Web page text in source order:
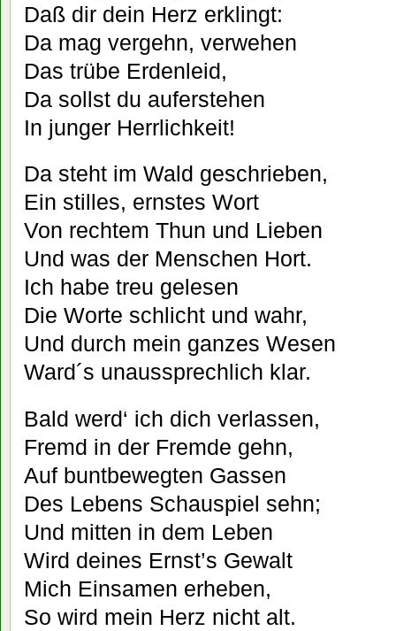
Daß dir dein Herz erklingt:
Da mag vergehn, verwehen
Das trübe Erdenleid,
Da sollst du auferstehen
In junger Herrlichkeit!
Da steht im Wald geschrieben,
Ein stilles, ernstes Wort
Von rechtem Thun und Lieben
Und was der Menschen Hort.
Ich habe treu gelesen
Die Worte schlicht und wahr,
Und durch mein ganzes Wesen
Ward´s unaussprechlich klar.
Bald werd‘ ich dich verlassen,
Fremd in der Fremde gehn,
Auf buntbewegten Gassen
Des Lebens Schauspiel sehn;
Und mitten in dem Leben
Wird deines Ernst’s Gewalt
Mich Einsamen erheben,
So wird mein Herz nicht alt.